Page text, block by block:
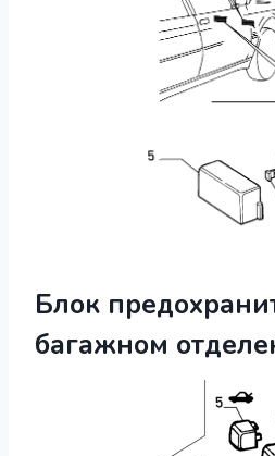
Блок
багажном